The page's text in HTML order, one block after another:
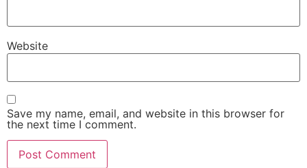
Website
Save my name, email, and website in this browser for
the next time I comment.